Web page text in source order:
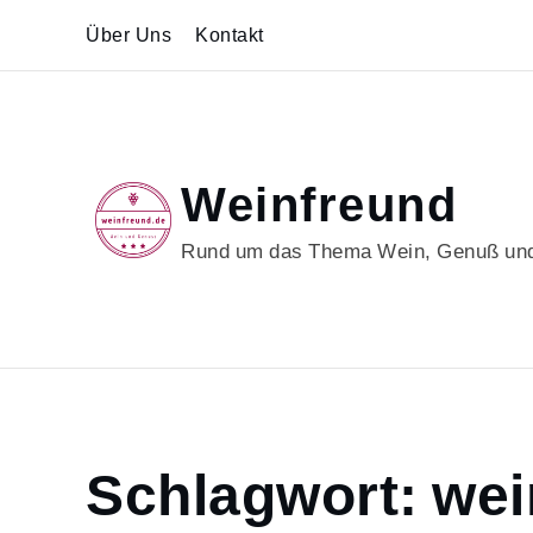
content
Über Uns Kontakt
Weinfreund
Rund um das Thema Wein, Genuß
Home
wein
Schlagwort: